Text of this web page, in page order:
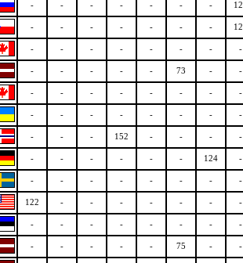
- - - - - - -
- - - - - - -
- - - - - - - -
- - - - - 73 - -
- - - - - - - -
- - - - - - - -
- - - 152 - - - -
- - - - - - 124 -
- - - - - - - -
122 - - - - - - -
- - - - - - - -
- - - - - 75 - -